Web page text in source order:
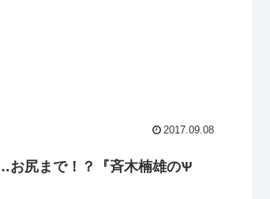
2017.09.08
お尻まで！？『斉木楠雄のѰ